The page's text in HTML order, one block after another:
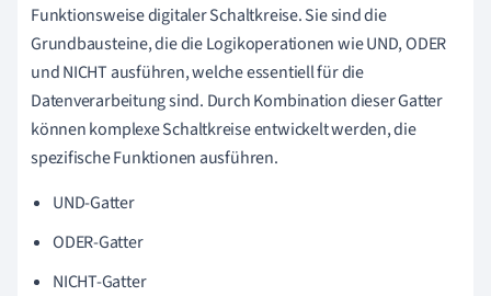
Funktionsweise digitaler Schaltkreise. Sie sind die
Grundbausteine, die die Logikoperationen wie UND, ODER
und NICHT ausführen, welche essentiell für die
Datenverarbeitung sind. Durch Kombination dieser Gatter
können komplexe Schaltkreise entwickelt werden, die
spezifische Funktionen ausführen.
UND-Gatter
ODER-Gatter
NICHT-Gatter